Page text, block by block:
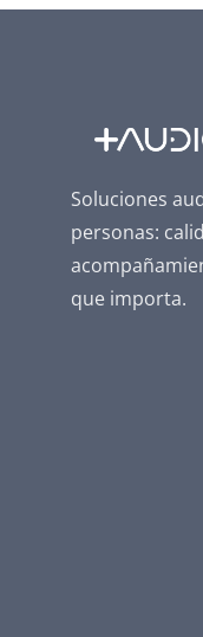
Soluciones
personas:
que importa.